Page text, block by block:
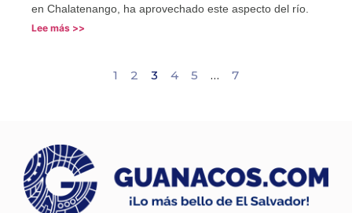
en Chalatenango, ha aprovechado este aspecto del río.
Lee más >>
1 2 3 4 5 … 7